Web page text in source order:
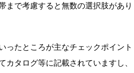
まで考慮すると無数の選択肢があり
ったところが主なチェックポイント
タログ等に記載されていますし、